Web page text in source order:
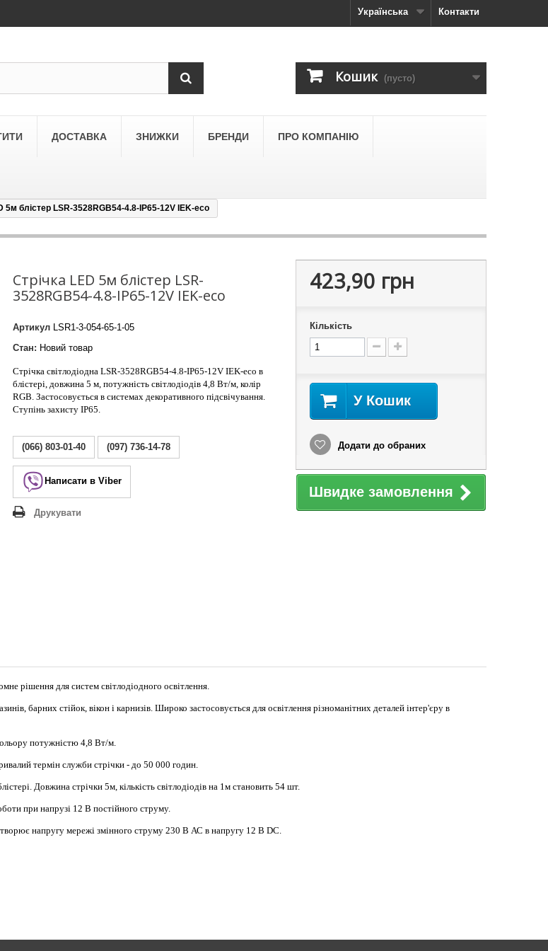
Контакти
Українська
Кошик (пусто)
LEGRAND
LEZARD
Lezard Deriy
ДОСТАВКА ЗНИЖКИ БРЕНДИ ПРО КОМПАНІЮ
5м блістер LSR-3528RGB54-4.8-IP65-12V IEK-eco
Стрічка LED 5м блістер LSR-
3528RGB54-4.8-IP65-12V IEK-eco
Артикул LSR1-3-054-65-1-05
Стан: Новий товар
Стрічка світлодіодна LSR-3528RGB54-4.8-IP65-12V IEK-eco в
блістері, довжина 5 м, потужність світлодіодів 4,8 Вт/м, колір
RGB. Застосовується в системах декоративного підсвічування.
Ступінь захисту IP65.
(066) 803-01-40 (097) 736-14-78
Написати в Viber
Друкувати
423,90 грн
Кількість
У Кошик
Додати до обраних
Швидке замовлення
рішення для систем світлодіодного освітлення.
барних стійок, вікон і карнизів. Широко застосовується для освітлення різноманітних деталей інтер'єру в
потужністю 4,8 Вт/м.
термін служби стрічки - до 50 000 годин.
Довжина стрічки 5м, кількість світлодіодів на 1м становить 54 шт.
при напрузі 12 В постійного струму.
напругу мережі змінного струму 230 В АС в напругу 12 В DC.